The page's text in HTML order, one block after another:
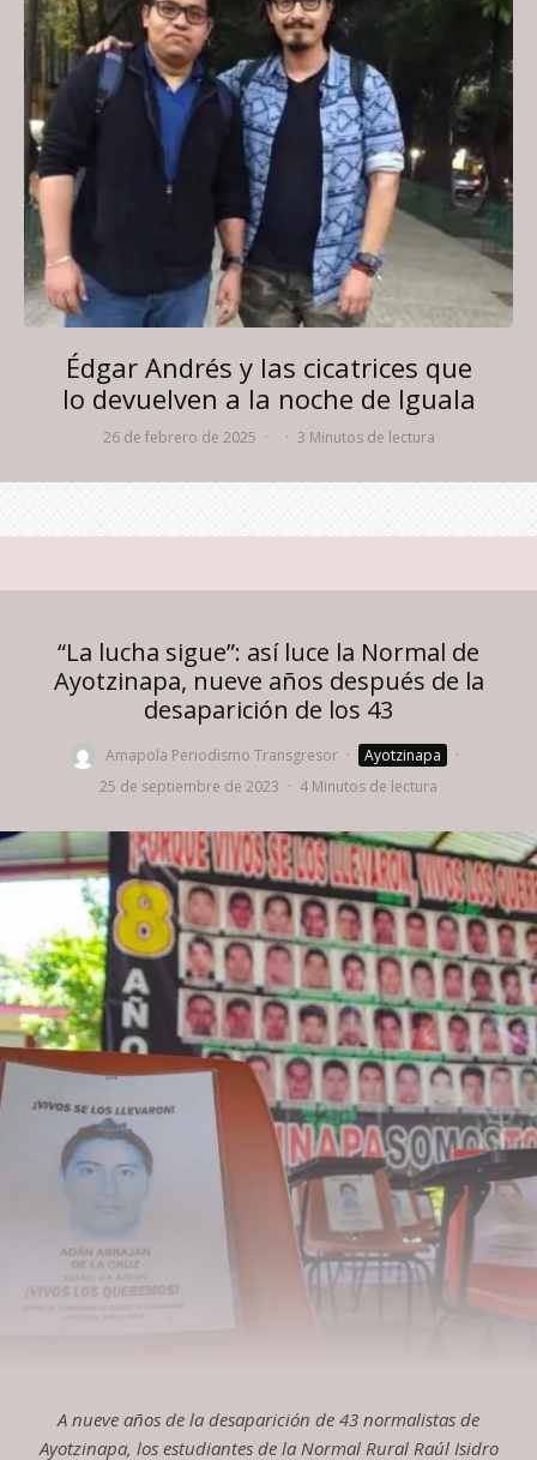
Édgar Andrés y las cicatrices que
lo devuelven a la noche de Iguala
26 de febrero de 2025 · · 3 Minutos de lectura
“La lucha sigue”: así luce la Normal de
Ayotzinapa, nueve años después de la
desaparición de los 43
Amapola Periodismo Transgresor · Ayotzinapa
·
25 de septiembre de 2023 · 4 Minutos de lectura
A nueve años de la desaparición de 43 normalistas de
Ayotzinapa, los estudiantes de la Normal Rural Raúl Isidro